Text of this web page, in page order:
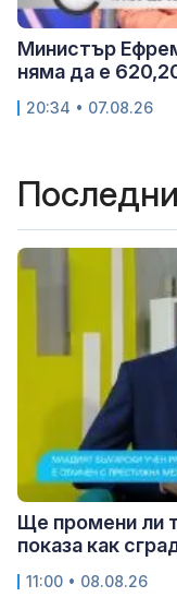
Министър
няма да е
20:34 • 07.08.26
Ще промени ли
показа как
11:00 • 08.08.26